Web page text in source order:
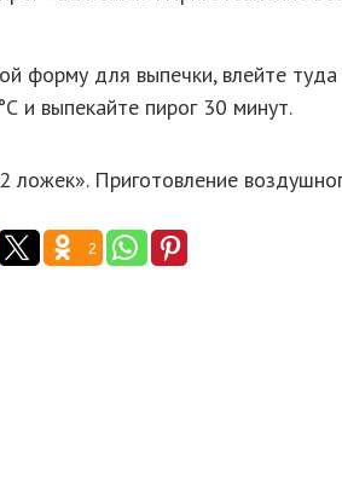
форму для выпечки, влейте туда
и выпекайте пирог 30 минут.
2